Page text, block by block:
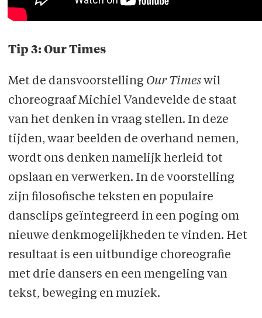
Tip 3: Our Times
Met de dansvoorstelling Our Times wil
choreograaf Michiel Vandevelde de staat
van het denken in vraag stellen. In deze
tijden, waar beelden de overhand nemen,
wordt ons denken namelijk herleid tot
opslaan en verwerken. In de voorstelling
zijn filosofische teksten en populaire
dansclips geïntegreerd in een poging om
nieuwe denkmogelijkheden te vinden. Het
resultaat is een uitbundige choreografie
met drie dansers en een mengeling van
tekst, beweging en muziek.